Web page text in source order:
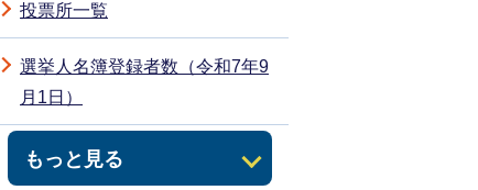
もっと見る
投票所一覧
選挙人名簿登録者数（令和7年9
月1日）